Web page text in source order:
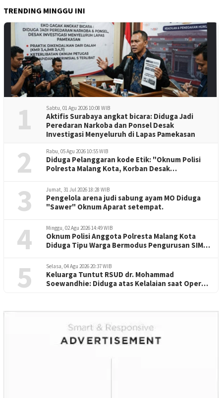
TRENDING MINGGU INI
1 Sabtu, 01 Agu 2026 10:08 WIB
Aktifis Surabaya angkat bicara: Diduga Jadi
Peredaran Narkoba dan Ponsel Desak
Investigasi Menyeluruh di Lapas Pamekasan
2 Rabu, 05 Agu 2026 10:55 WIB
Diduga Pelanggaran kode Etik: "Oknum Polisi
Polresta Malang Kota, Korban Desak
3 Jumat, 31 Jul 2026 18:28 WIB
Pengelola arena judi sabung ayam MO Diduga
"Sawer" Oknum Aparat setempat.
4 Minggu, 02 Agu 2026 14:49 WIB
Oknum Polisi Anggota Polresta Malang Kota
Diduga Tipu Warga Bermodus Pengurusan SIM
5 Selasa, 04 Agu 2026 20:37 WIB
Keluarga Tuntut RSUD dr. Mohammad
Soewandhie: Diduga atas Kelalaian saat Operasi